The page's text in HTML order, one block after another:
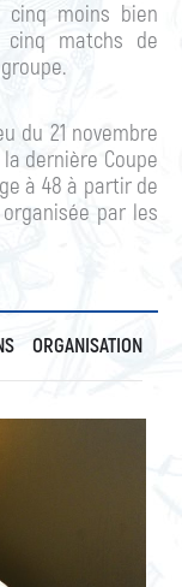
cinq moins bien
cinq matchs de
du 21 novembre
dernière Coupe
à 48 à partir de
par les
ORGANISATION